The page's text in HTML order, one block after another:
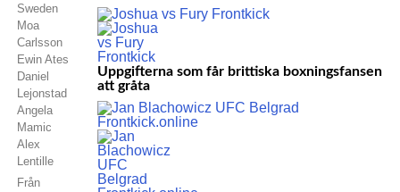
Från
Uppgifterna som får brittiska boxningsfansen
att gråta